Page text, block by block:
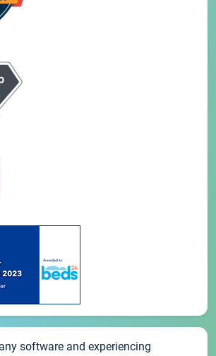
software and experiencing